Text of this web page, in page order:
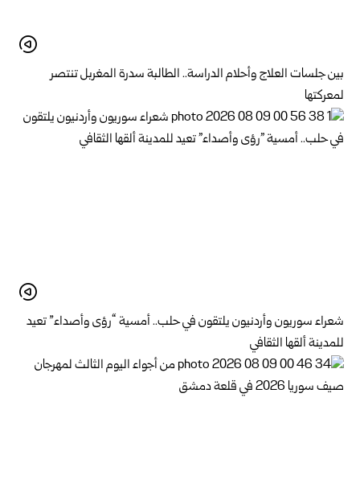
بين جلسات العلاج وأحلام الدراسة.. الطالبة سدرة المغربل تنتصر
لمعركتها
شعراء سوريون وأردنيون يلتقون في حلب.. أمسية “رؤى وأصداء” تعيد
للمدينة ألقها الثقافي